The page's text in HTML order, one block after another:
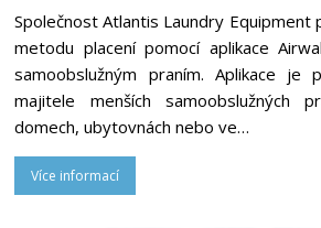
Společnost Atlantis Laundry Equipment
metodu placení pomocí aplikace
samoobslužným praním. Aplikace je
majitele menších samoobslužných
domech, ubytovnách nebo ve…
Více informací